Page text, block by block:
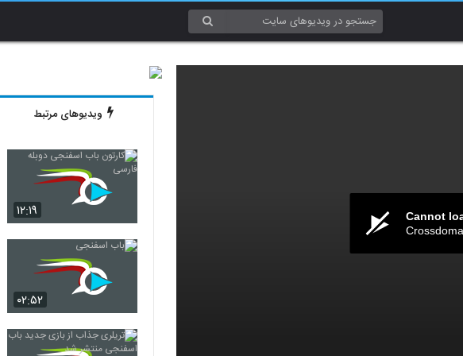
Cannot
ویدیوهای مرتبط
۱۲:۱۹
۰۲:۵۲